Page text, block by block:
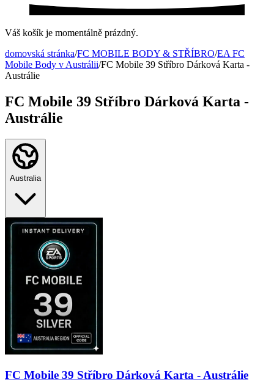
Váš košík je momentálně prázdný.
domovská stránka/FC MOBILE BODY & STŘÍBRO/EA FC
Mobile Body v Austrálii/FC Mobile 39 Stříbro Dárková Karta -
Austrálie
FC Mobile 39 Stříbro Dárková Karta -
Austrálie
Australia
FC Mobile 39 Stříbro Dárková Karta - Austrálie